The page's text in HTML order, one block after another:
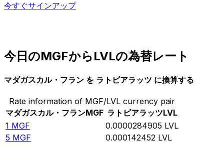
今すぐサインアップ
今日のMGFからLVLの為替レート
マダガスカル・フラン を ラトビアラッツ に換算する
Rate information of MGF/LVL currency pair
マダガスカル・フランMGF ラトビアラッツLVL
1 MGF 0.0000284905 LVL
5 MGF 0.000142452 LVL